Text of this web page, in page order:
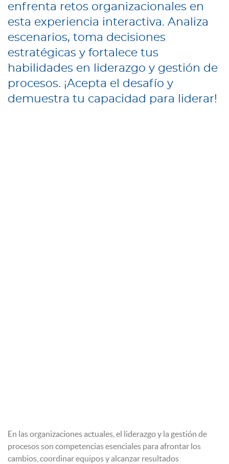
enfrenta retos organizacionales en
esta experiencia interactiva. Analiza
escenarios, toma decisiones
estratégicas y fortalece tus
habilidades en liderazgo y gestión de
procesos. ¡Acepta el desafío y
demuestra tu capacidad para liderar!
En las organizaciones actuales, el liderazgo y la gestión de
procesos son competencias esenciales para afrontar los
cambios, coordinar equipos y alcanzar resultados